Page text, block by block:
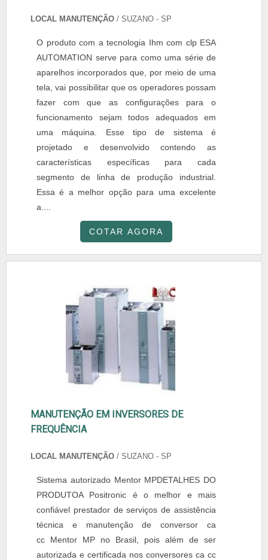
LOCAL MANUTENÇÃO / SUZANO - SP
O produto com a tecnologia Ihm com clp ESA
AUTOMATION serve para como uma série de
aparelhos incorporados que, por meio de uma
tela, vai possibilitar que os operadores possam
fazer com que as configurações para o
funcionamento sejam todos adequados em
uma máquina. Esse tipo de sistema é
projetado e desenvolvido contendo as
características específicas para cada
segmento de linha de produção industrial.
Essa é a melhor opção para uma excelente
a....
COTAR AGORA
MANUTENÇÃO EM INVERSORES DE
FREQUÊNCIA
LOCAL MANUTENÇÃO / SUZANO - SP
Sistema autorizado Mentor MPDETALHES DO
PRODUTOA Positronic é o melhor e mais
confiável prestador de serviços de assistência
técnica e manutenção de conversor ca
cc Mentor MP no Brasil, pois além de ser
autorizada e certificada nos conversores ca cc